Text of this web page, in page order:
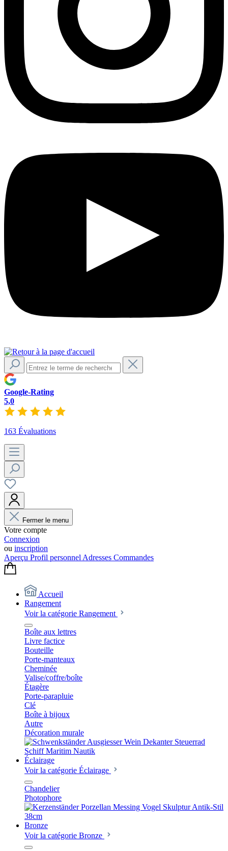
Google-Rating
5,0
163 Évaluations
Fermer le menu
Votre compte
Connexion
ou inscription
Aperçu Profil personnel Adresses Commandes
Accueil
Rangement
Voir la catégorie Rangement
Boîte aux lettres
Livre factice
Bouteille
Porte-manteaux
Cheminée
Valise/coffre/boîte
Étagère
Porte-parapluie
Clé
Boîte à bijoux
Autre
Décoration murale
Éclairage
Voir la catégorie Éclairage
Chandelier
Photophore
Bronze
Voir la catégorie Bronze